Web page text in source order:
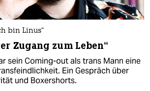
bin Linus“
Zugang zum Leben“
sein Coming-out als trans Mann eine
Ein Gespräch über
und Boxershorts.